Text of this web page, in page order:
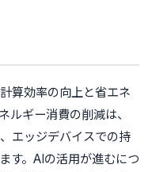
算効率の向上と省エネ
ルギー消費の削減は、
エッジデバイスでの持
す。AIの活用が進むにつ